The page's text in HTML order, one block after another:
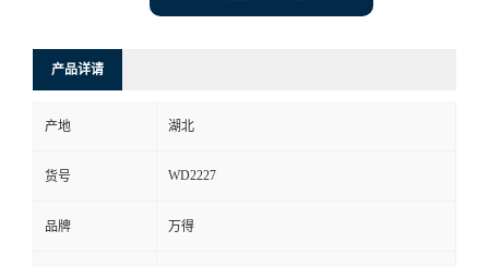
产品详请
产地 湖北
货号 WD2227
品牌 万得